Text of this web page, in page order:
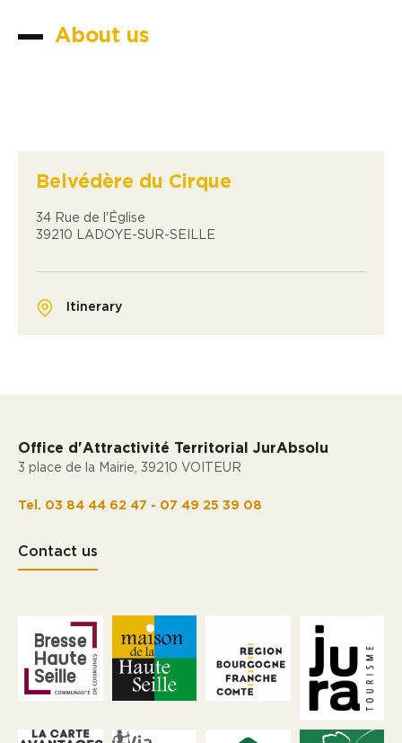
Belvédère du Cirque
34 Rue de l'Église
39210 LADOYE-SUR-SEILLE
Itinerary
About us
Office d'Attractivité Territorial JurAbsolu
3 place de la Mairie, 39210 VOITEUR
Tel. 03 84 44 62 47 - 07 49 25 39 08
Contact us